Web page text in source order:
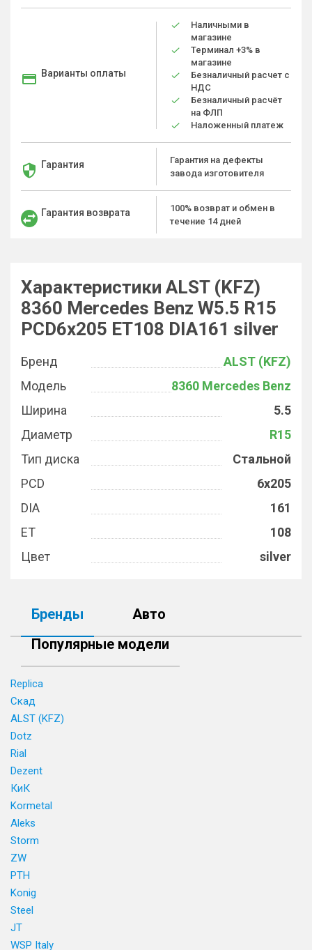
Варианты оплаты
Наличными в
магазине
Терминал +3% в
магазине
Безналичный расчет с
НДС
Безналичный расчёт
на ФЛП
Наложенный платеж
Гарантия
Гарантия на дефекты
завода изготовителя
Гарантия возврата
100% возврат и обмен в
течение 14 дней
Характеристики ALST (KFZ)
8360 Mercedes Benz W5.5 R15
PCD6x205 ET108 DIA161 silver
Бренд
ALST (KFZ)
Модель
8360 Mercedes Benz
Ширина
5.5
Диаметр
R15
Тип диска
Стальной
PCD
6x205
DIA
161
ET
108
Цвет
silver
Бренды
Авто
Популярные модели
Replica
Скад
ALST (KFZ)
Dotz
Rial
Dezent
КиК
Kormetal
Aleks
Storm
ZW
PTH
Konig
Steel
JT
WSP Italy